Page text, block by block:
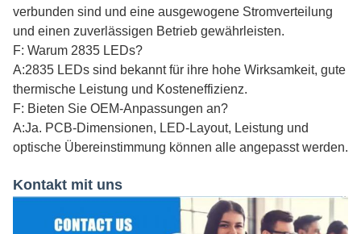
verbunden sind und eine ausgewogene Stromverteilung
und einen zuverlässigen Betrieb gewährleisten.
F: Warum 2835 LEDs?
A:2835 LEDs sind bekannt für ihre hohe Wirksamkeit, gute
thermische Leistung und Kosteneffizienz.
F: Bieten Sie OEM-Anpassungen an?
A:Ja. PCB-Dimensionen, LED-Layout, Leistung und
optische Übereinstimmung können alle angepasst werden.
Kontakt mit uns